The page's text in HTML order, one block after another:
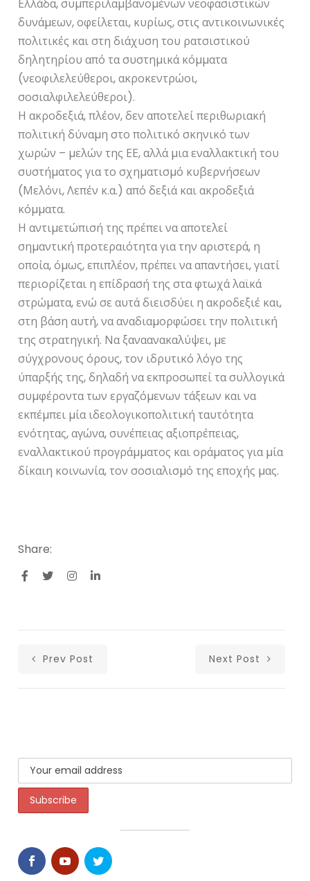
Ελλάδα, συµπεριλαµβανοµένων νεοφασιστικών
δυνάµεων, οφείλεται, κυρίως, στις αντικοινωνικές
πολιτικές και στη διάχυση του ρατσιστικού
δηλητηρίου από τα συστηµικά κόµµατα
(νεοφιλελεύθεροι, ακροκεντρώοι,
σοσιαλφιλελεύθεροι).
Η ακροδεξιά, πλέον, δεν αποτελεί περιθωριακή
πολιτική δύναµη στο πολιτικό σκηνικό των
χωρών – µελών της ΕΕ, αλλά µια εναλλακτική του
συστήµατος για το σχηµατισµό κυβερνήσεων
(Μελόνι, Λεπέν κ.α.) από δεξιά και ακροδεξιά
κόµµατα.
Η αντιµετώπισή της πρέπει να αποτελεί
σηµαντική προτεραιότητα για την αριστερά, η
οποία, όµως, επιπλέον, πρέπει να απαντήσει, γιατί
περιορίζεται η επίδρασή της στα φτωχά λαϊκά
στρώµατα, ενώ σε αυτά διεισδύει η ακροδεξιέ και,
στη βάση αυτή, να αναδιαµορφώσει την πολιτική
της στρατηγική. Να ξαναανακαλύψει, µε
σύγχρονους όρους, τον ιδρυτικό λόγο της
ύπαρξής της, δηλαδή να εκπροσωπεί τα συλλογικά
συµφέροντα των εργαζόµενων τάξεων και να
εκπέµπει µία ιδεολογικοπολιτική ταυτότητα
ενότητας, αγώνα, συνέπειας αξιοπρέπειας,
εναλλακτικού προγράµµατος και οράµατος για µία
δίκαιη κοινωνία, τον σοσιαλισµό της εποχής µας.
Share:
Prev Post Next Post